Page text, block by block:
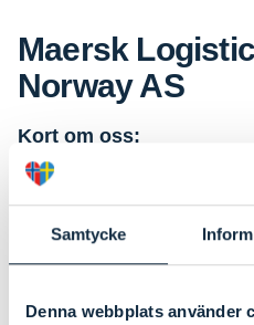
Samtycke
Denna webbplats använder
Maersk
Norway AS
Kort om oss:
Maersk Logistics &
spedisjon,
Norway AS tilbyr